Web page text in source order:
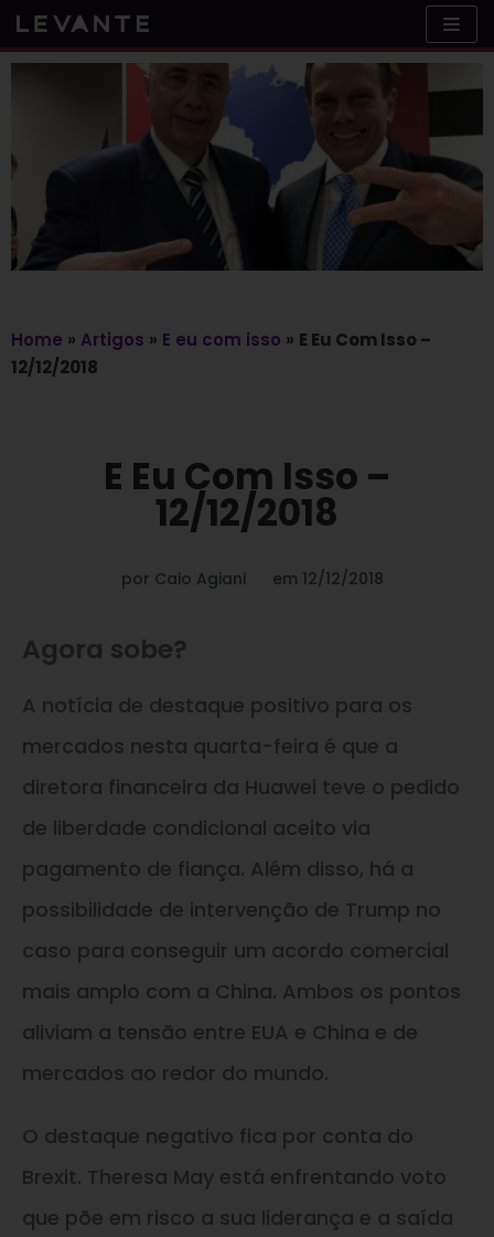
Skip
to
Home » Artigos » E eu com isso » E Eu Com Isso –
12/12/2018
E Eu Com Isso –
12/12/2018
por Caio Agiani em 12/12/2018
Agora sobe?
A notícia de destaque positivo para os
mercados nesta quarta-feira é que a
diretora financeira da Huawei teve o pedido
de liberdade condicional aceito via
pagamento de fiança. Além disso, há a
possibilidade de intervenção de Trump no
caso para conseguir um acordo comercial
mais amplo com a China. Ambos os pontos
aliviam a tensão entre EUA e China e de
mercados ao redor do mundo.
O destaque negativo fica por conta do
Brexit. Theresa May está enfrentando voto
que põe em risco a sua liderança e a saída